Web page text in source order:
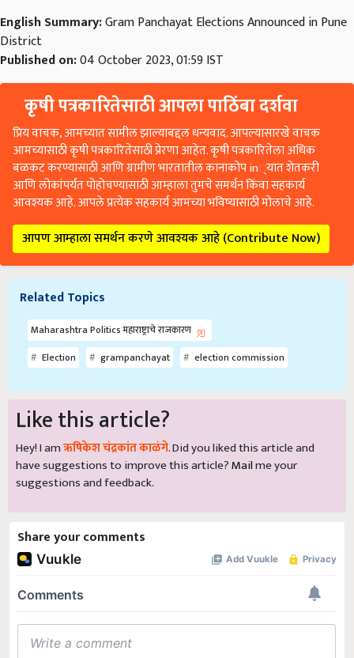
English Summary:Gram Panchayat Elections Announced in Pune
District
Published on:04 October 2023, 01:59 IST
कृषी पत्रकारितेसाठी आपला पाठिंबा दर्शवा
प्रिय वाचक, आमच्यात सामील झाल्याबद्दल धन्यवाद. आपल्यासारखे वाचक
आमच्यासाठी कृषी पत्रकारितेसाठी प्रेरणा आहेत. कृषी पत्रकारितेला अधिक
बळकट करण्यासाठी आणि ग्रामीण भारतातील कानाकोप in्यात शेतकरी
आणि लोकांपर्यंत पोहोचण्यासाठी आम्हाला तुमचे समर्थन किंवा सहकार्य
आवश्यक आहे. आपले प्रत्येक सहकार्य आमच्या भविष्यासाठी मोलाचे आहे.
आपण आम्हाला समर्थन करणे आवश्यक आहे (Contribute Now)
Related Topics
Maharashtra Politics महाराष्ट्राचे राजकारण
Election
grampanchayat election commission
Like this article?
Hey! I amऋषिकेश चंद्रकांत काळंगे. Did you liked this article and
have suggestions to improve this article?Mailme your
suggestions and feedback.
Share your comments